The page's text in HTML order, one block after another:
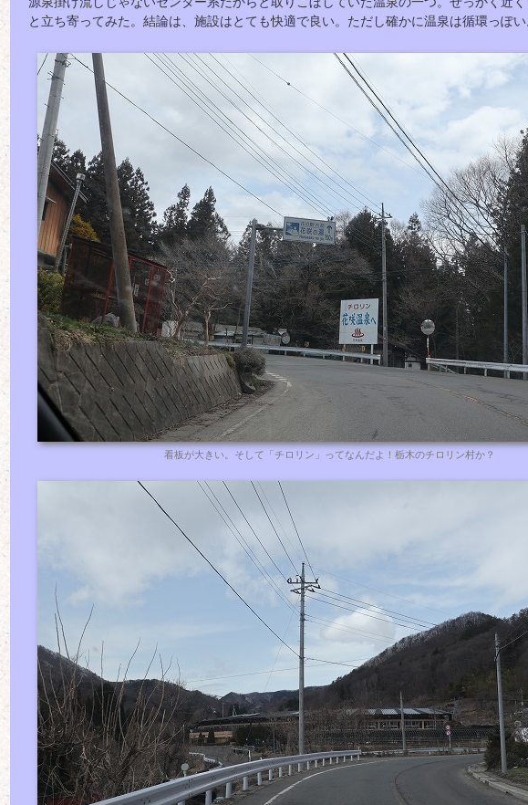
と立ち寄ってみた。結論は、施設はとても快適で良い。ただし確かに温泉は循環っぽい
看板が大きい。そして「チロリン」ってなんだよ！栃木のチロリン村か？